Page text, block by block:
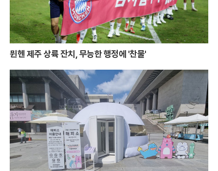
뮌헨 제주 상륙 잔치, 무능한 행정에 '찬물'